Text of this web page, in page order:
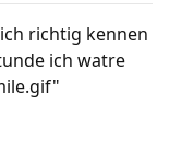
richtig kennen
ich watre